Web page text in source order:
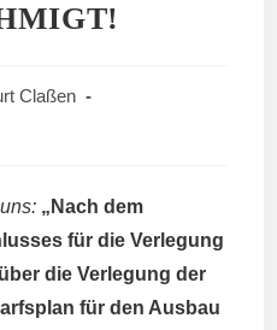
Claßen
„Nach dem
für die Verlegung
die Verlegung der
für den Ausbau